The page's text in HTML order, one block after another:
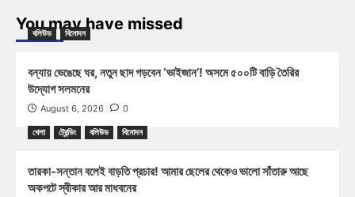
You may have missed
বলিউড বিনোদন
বন্যায় ভেঙেছে ঘর, নতুন ছাদ গড়বেন ‘ভাইজান’! অসমে ৫০০টি বাড়ি তৈরির
উদ্যোগ সলমনের
August 6, 2026 0
খেলা ট্রেন্ডিং বলিউড বিনোদন
তারকা-সন্তান বলেই বাড়তি প্রচার! আমার ছেলের থেকেও ভালো সাঁতারু আছে
অকপটে স্বীকার আর মাধবনের